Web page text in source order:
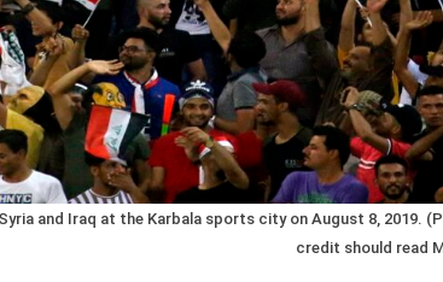
and Iraq at the Karbala sports city on August 8, 2019.
credit should read